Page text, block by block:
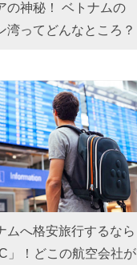
の神秘！ ベトナムの
湾ってどんなところ？
ムへ格安旅行するなら
」！どこの航空会社が